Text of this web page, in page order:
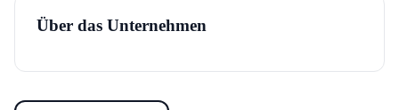
Über das Unternehmen